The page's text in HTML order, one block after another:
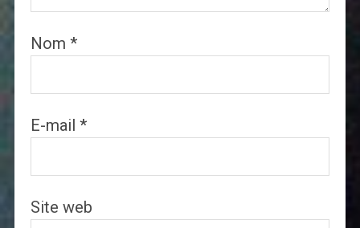
Nom *
E-mail *
Site web